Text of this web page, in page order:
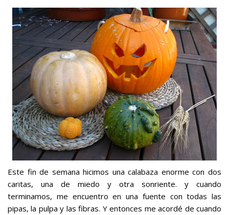
Este fin de semana hicimos una calabaza enorme con dos
caritas, una de miedo y otra sonriente. y cuando
terminamos, me encuentro en una fuente con todas las
pipas, la pulpa y las fibras. Y entonces me acordé de cuando